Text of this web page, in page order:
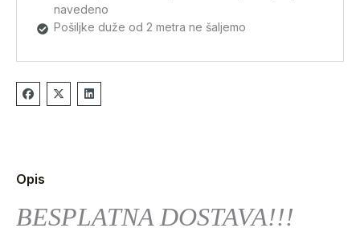
navedeno
Pošiljke duže od 2 metra ne šaljemo
Opis
BESPLATNA DOSTAVA!!!